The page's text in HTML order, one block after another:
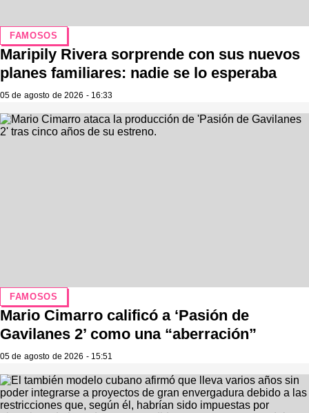
FAMOSOS
Maripily Rivera sorprende con sus nuevos
planes familiares: nadie se lo esperaba
05 de agosto de 2026 - 16:33
FAMOSOS
Mario Cimarro calificó a ‘Pasión de
Gavilanes 2’ como una “aberración”
05 de agosto de 2026 - 15:51